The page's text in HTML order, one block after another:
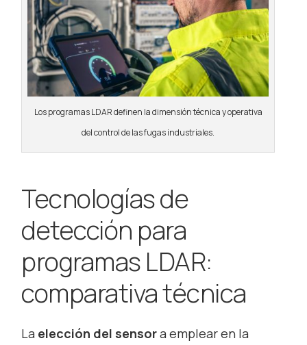
Los programas LDAR definen la dimensión técnica y operativa
del control de las fugas industriales.
Tecnologías de
detección para
programas LDAR:
comparativa técnica
La elección del sensora emplear en la